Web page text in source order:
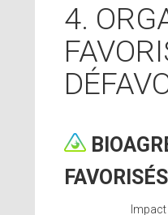
4.
FAVORISÉS
Impact